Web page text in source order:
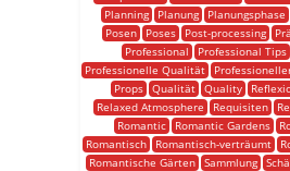
Planning
Planung Planungsphase
Posen
Poses Post-processing
Professional
Professional Tips
Professionelle Qualität
Props Qualität Quality
Relaxed Atmosphere
Requisiten
Romantic
Romantic Gardens
Romantisch
Romantisch-verträumt
Romantische Gärten Sammlung